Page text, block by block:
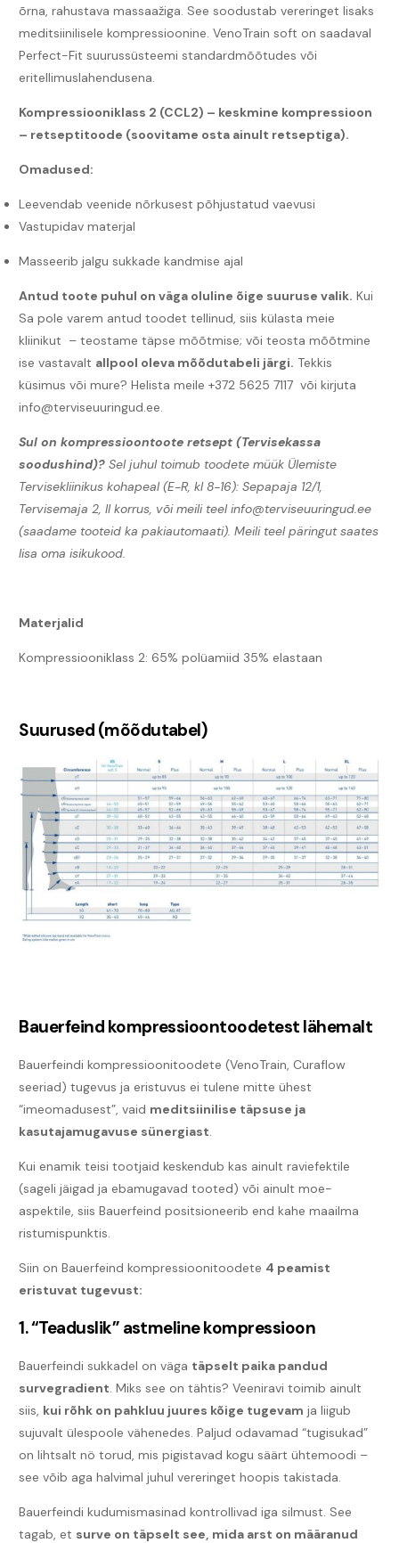
õrna, rahustava massaažiga. See soodustab vereringet lisaks
meditsiinilisele kompressioonine. VenoTrain soft on saadaval
Perfect-Fit suurussüsteemi standardmõõtudes või
eritellimuslahendusena.
Kompressiooniklass 2 (CCL2) – keskmine kompressioon
– retseptitoode (soovitame osta ainult retseptiga).
Omadused:
Leevendab veenide nõrkusest põhjustatud vaevusi
Vastupidav materjal
Masseerib jalgu sukkade kandmise ajal
Antud toote puhul on väga oluline õige suuruse valik. Kui
Sa pole varem antud toodet tellinud, siis külasta meie
kliinikut – teostame täpse mõõtmise; või teosta mõõtmine
ise vastavalt allpool oleva mõõdutabeli järgi. Tekkis
küsimus või mure? Helista meile +372 5625 7117 või kirjuta
info@terviseuuringud.ee.
Sul on kompressioontoote retsept (Tervisekassa
soodushind)?Sel juhul toimub toodete müük Ülemiste
Tervisekliinikus kohapeal (E-R, kl 8-16): Sepapaja 12/1,
Tervisemaja 2, II korrus, või meili teel info@terviseuuringud.ee
(saadame tooteid ka pakiautomaati). Meili teel päringut saates
lisa oma isikukood.
Materjalid
Kompressiooniklass 2: 65% polüamiid 35% elastaan
Suurused (mõõdutabel)
Bauerfeind kompressioontoodetest lähemalt
Bauerfeindi kompressioonitoodete (VenoTrain, Curaflow
seeriad) tugevus ja eristuvus ei tulene mitte ühest
“imeomadusest”, vaid meditsiinilise täpsuse ja
kasutajamugavuse sünergiast
Kui enamik teisi tootjaid keskendub kas ainult raviefektile
(sageli jäigad ja ebamugavad tooted) või ainult moe-
aspektile, siis Bauerfeind positsioneerib end kahe maailma
ristumispunktis.
Siin on Bauerfeind kompressioonitoodete 4 peamist
eristuvat tugevust:
1. “Teaduslik” astmeline kompressioon
Bauerfeindi sukkadel on väga täpselt paika pandud
survegradient . Miks see on tähtis? Veeniravi toimib ainult
siis, kui rõhk on pahkluu juures kõige tugevam ja liigub
sujuvalt ülespoole vähenedes. Paljud odavamad “tugisukad”
on lihtsalt nö torud, mis pigistavad kogu säärt ühtemoodi –
see võib aga halvimal juhul vereringet hoopis takistada.
Bauerfeindi kudumismasinad kontrollivad iga silmust. See
tagab, et surve on täpselt see, mida arst on määranud